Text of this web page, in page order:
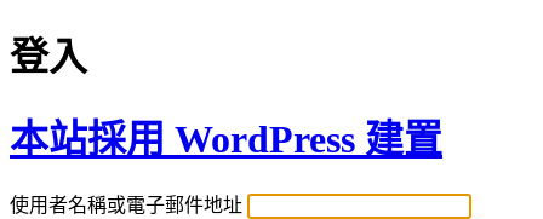
登入
本站採用 WordPress 建置
使用者名稱或電子郵件地址